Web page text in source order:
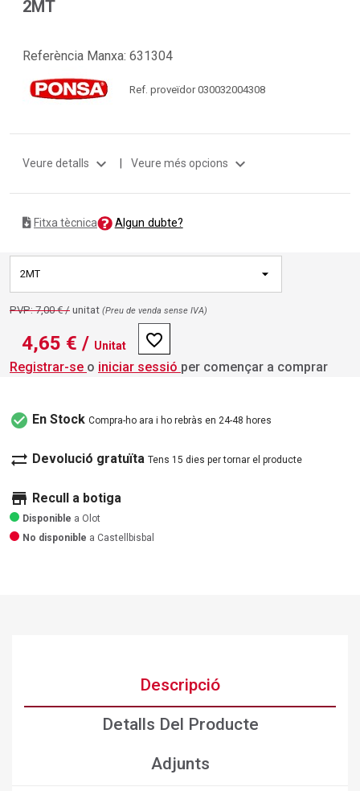
2MT
Referència Manxa: 631304
Ref. proveïdor 030032004308
Veure detalls expand_more | Veure més opcions expand_more
Fitxa tècnica Algun dubte?
2MT
PVP: 7,00 € / unitat (Preu de venda sense IVA)
4,65 € / Unitat favorite_border
Registrar-se o iniciar sessió per començar a comprar
check_circle En Stock Compra-ho ara i ho rebràs en 24-48 hores
sync_alt Devolució gratuïta Tens 15 dies per tornar el producte
store Recull a botiga
Disponible a Olot
No disponible a Castellbisbal
Descripció
Detalls Del Producte
Adjunts